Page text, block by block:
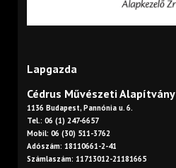
Lapgazda
Cédrus Művészeti Alapítvány
1136 Budapest, Pannónia u. 6.
Tel.: 06 (1) 247-6657
Mobil: 06 (30) 511-3762
Adószám: 18110661-2-41
Számlaszám: 11713012-21181665